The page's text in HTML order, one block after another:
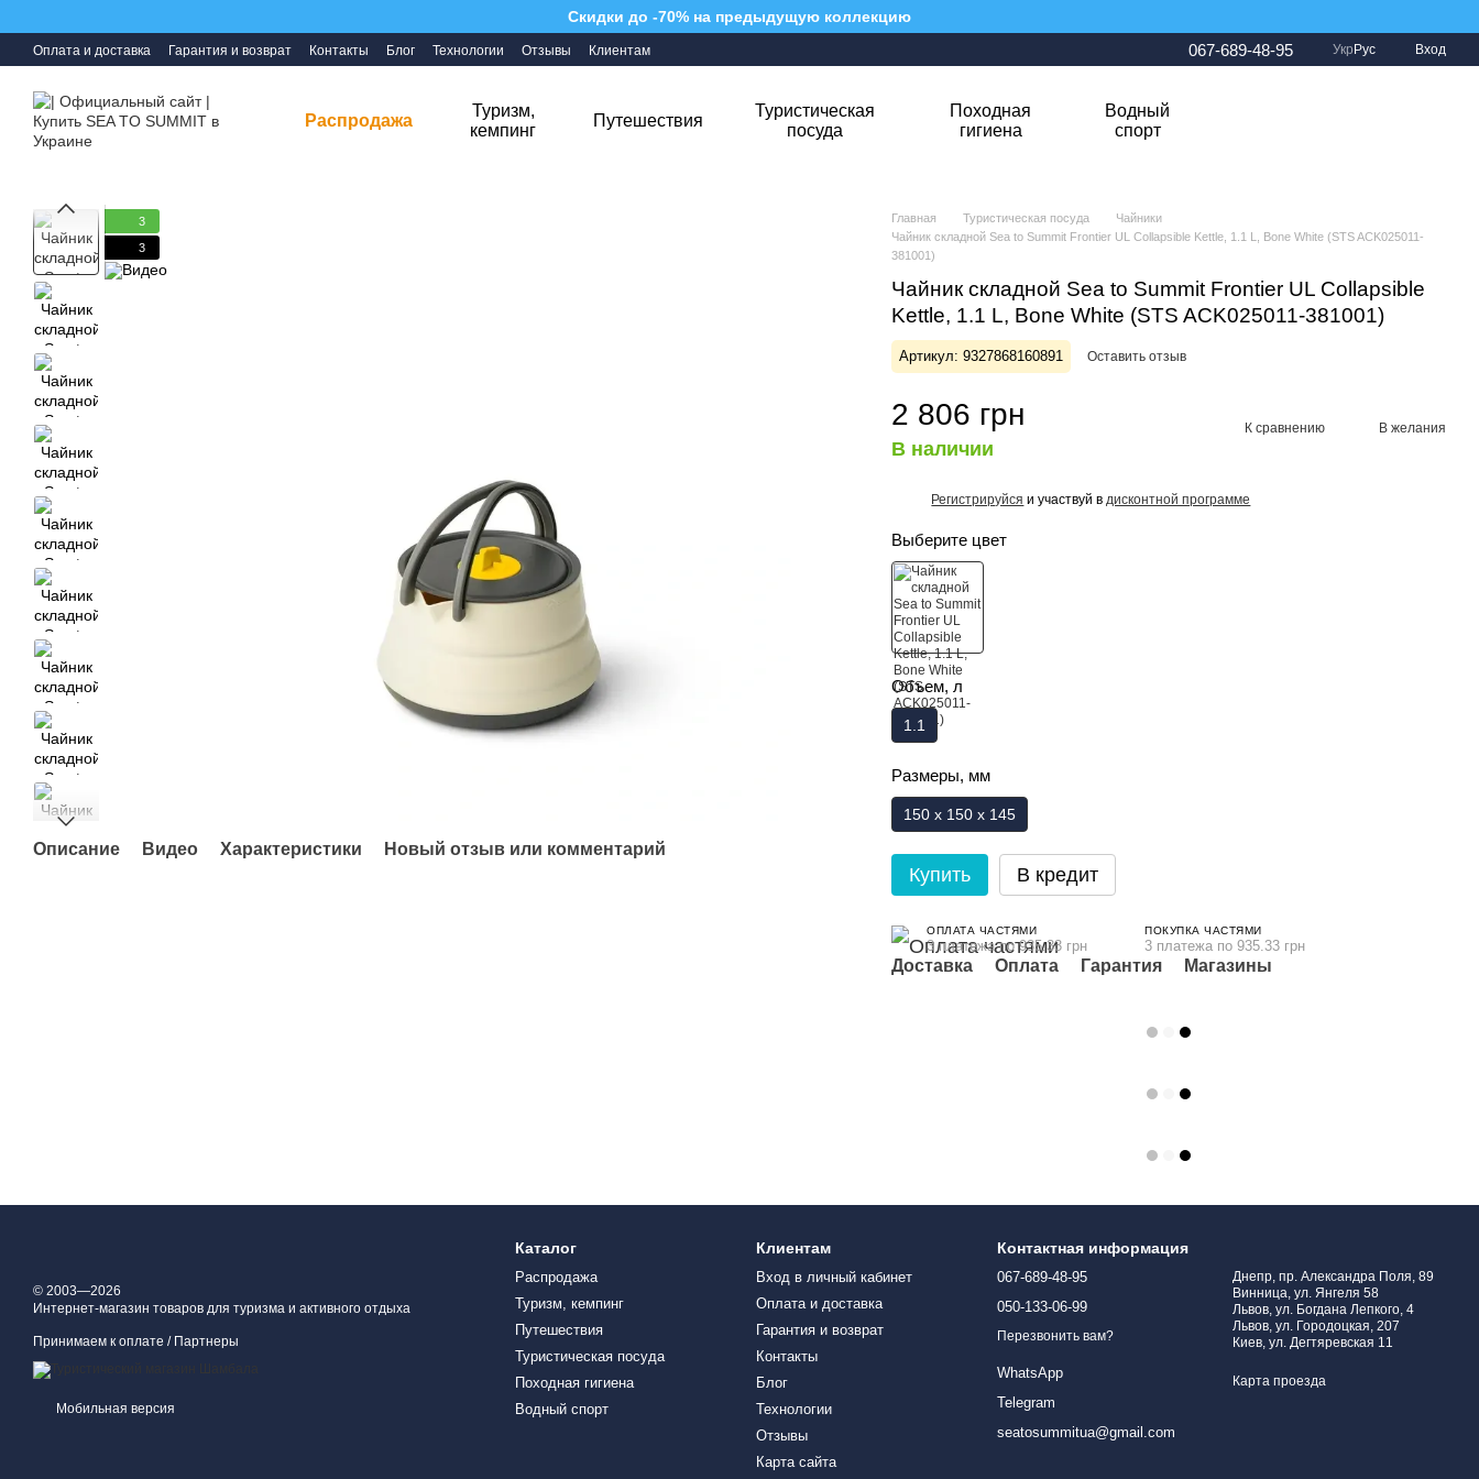
Скидки до -70% на предыдущую коллекцию
Оплата и доставка Гарантия и возврат Контакты Блог Технологии Отзывы Клиентам 067-689-48-95 Укр Рус Вход
Распродажа
Туризм,
кемпинг
Путешествия
Туристическая
посуда
Походная
гигиена
Водный
спорт
3
3
Описание Видео Характеристики Новый отзыв или комментарий
Главная Туристическая посуда
Чайники
Чайник складной Sea to Summit Frontier UL Collapsible Kettle, 1.1 L, Bone White (STS ACK025011-
381001)
Чайник складной Sea to Summit Frontier UL Collapsible
Kettle, 1.1 L, Bone White (STS ACK025011-381001)
Артикул: 9327868160891 Оставить отзыв
2 806 грн
В наличии
К сравнению В желания
Регистрируйся и участвуй в дисконтной программе
Выберите цвет
Объем, л
1.1
Размеры, мм
150 х 150 х 145
Купить В кредит
ОПЛАТА ЧАСТЯМИ
3 платежа по 935.33 грн
ПОКУПКА ЧАСТЯМИ
3 платежа по 935.33 грн
Доставка Оплата Гарантия Магазины
© 2003—2026
Интернет-магазин товаров для туризма и активного отдыха
Принимаем к оплате / Партнеры
Мобильная версия
Каталог
Распродажа
Туризм, кемпинг
Путешествия
Туристическая посуда
Походная гигиена
Водный спорт
Клиентам
Вход в личный кабинет
Оплата и доставка
Гарантия и возврат
Контакты
Блог
Технологии
Отзывы
Карта сайта
Контактная информация
067-689-48-95
050-133-06-99
Перезвонить вам?
WhatsApp
Telegram
seatosummitua@gmail.com
Днепр, пр. Александра Поля, 89
Винница, ул. Янгеля 58
Львов, ул. Богдана Лепкого, 4
Львов, ул. Городоцкая, 207
Киев, ул. Дегтяревская 11
Карта проезда